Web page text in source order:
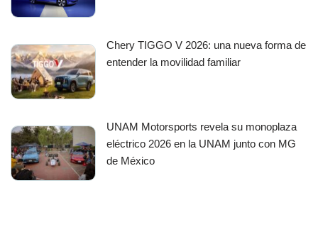
Chery TIGGO V 2026: una nueva forma de
entender la movilidad familiar
UNAM Motorsports revela su monoplaza
eléctrico 2026 en la UNAM junto con MG
de México